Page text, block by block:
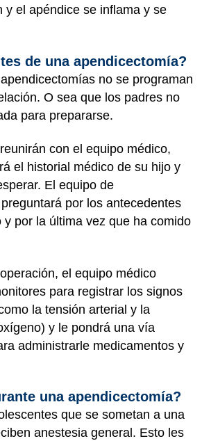
y el apéndice se inflama y se
de una apendicectomía?
no se programan
O sea que los padres no
para prepararse.
con el equipo médico,
el historial médico de su hijo y
El equipo de
preguntará por los antecedentes
y por la última vez que ha comido
el equipo médico
para registrar los signos
la tensión arterial y la
y le pondrá una vía
administrarle medicamentos y
una apendicectomía?
que se sometan a una
anestesia general. Esto les